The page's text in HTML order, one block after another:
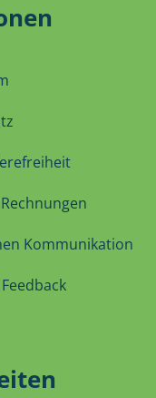
Kommunikation